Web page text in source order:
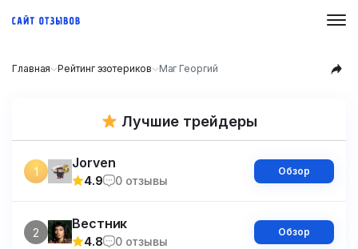
Главная Рейтинг эзотериков Маг Георгий
Лучшие трейдеры
1
Jorven
4.9 0 отзывы
Обзор
2
Вестник
4.8 0 отзывы
Обзор